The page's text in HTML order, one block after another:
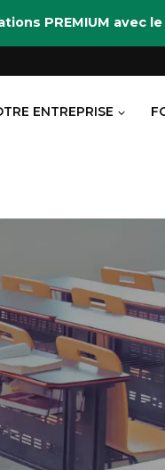
PREMIUM avec le
ENTREPRISE